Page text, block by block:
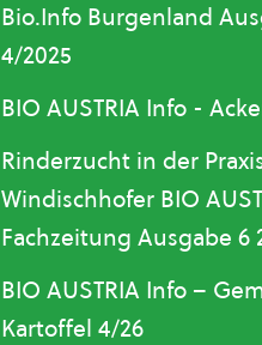
Bio.Info Burgenland
4/2025
BIO AUSTRIA Info -
Rinderzucht in der
Windischhofer BIO
Fachzeitung Ausgabe 6
BIO AUSTRIA Info –
Kartoffel 4/26